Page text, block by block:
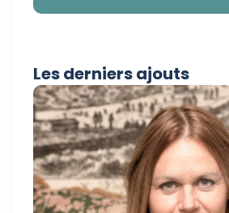
Les derniers ajouts